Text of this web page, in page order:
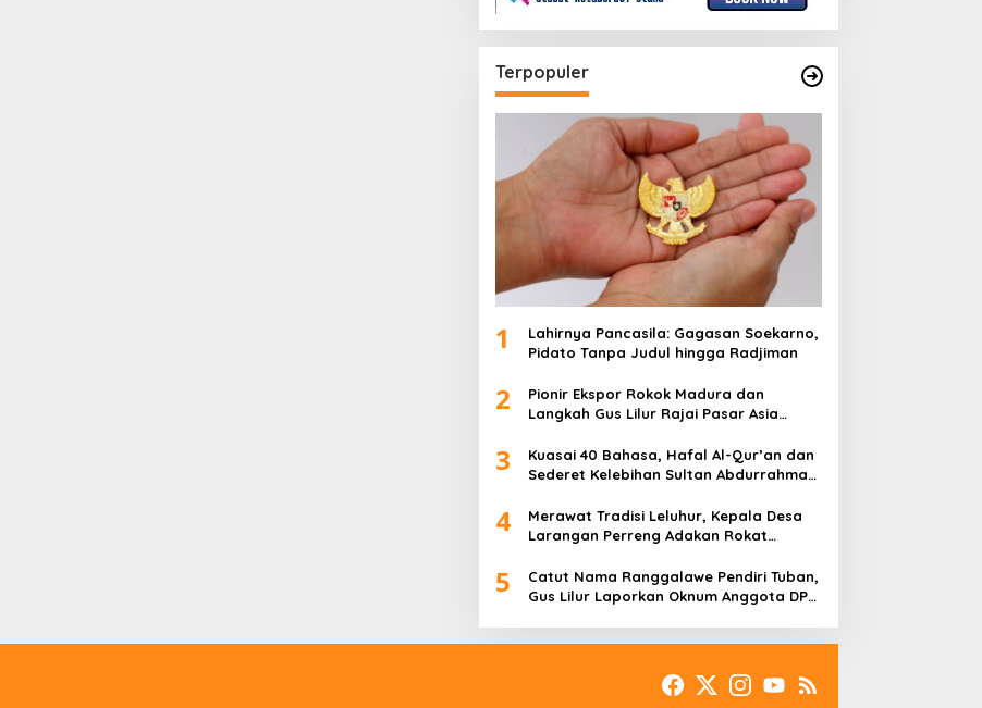
Terpopuler
1
Lahirnya Pancasila: Gagasan Soekarno,
Pidato Tanpa Judul hingga Radjiman
2
Pionir Ekspor Rokok Madura dan
Langkah Gus Lilur Rajai Pasar Asia
3
Kuasai 40 Bahasa, Hafal Al-Qur’an dan
Sederet Kelebihan Sultan Abdurrahman
4
Merawat Tradisi Leluhur, Kepala Desa
Larangan Perreng Adakan Rokat
5
Catut Nama Ranggalawe Pendiri Tuban,
Gus Lilur Laporkan Oknum Anggota DPR